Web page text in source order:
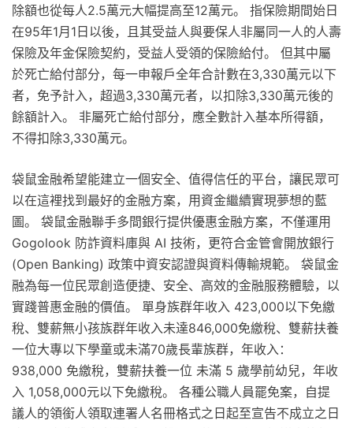
除額也從每人2.5萬元大幅提高至12萬元。 指保險期間始日
在95年1月1日以後，且其受益人與要保人非屬同一人的人壽
保險及年金保險契約，受益人受領的保險給付。 但其中屬
於死亡給付部分，每一申報戶全年合計數在3,330萬元以下
者，免予計入，超過3,330萬元者，以扣除3,330萬元後的
餘額計入。 非屬死亡給付部分，應全數計入基本所得額，
不得扣除3,330萬元。
袋鼠金融希望能建立一個安全、值得信任的平台，讓民眾可
以在這裡找到最好的金融方案，用資金繼續實現夢想的藍
圖。 袋鼠金融聯手多間銀行提供優惠金融方案，不僅運用
Gogolook 防詐資料庫與 AI 技術，更符合金管會開放銀行
(Open Banking) 政策中資安認證與資料傳輸規範。 袋鼠金
融為每一位民眾創造便捷、安全、高效的金融服務體驗，以
實踐普惠金融的價值。 單身族群年收入 423,000以下免繳
稅、雙薪無小孩族群年收入未達846,000免繳稅、雙薪扶養
一位大專以下學童或未滿70歲長輩族群，年收入：
938,000 免繳稅，雙薪扶養一位 未滿 5 歲學前幼兒，年收
入 1,058,000元以下免繳稅。 各種公職人員罷免案，自提
議人的領銜人領取連署人名冊格式之日起至宣告不成立之日